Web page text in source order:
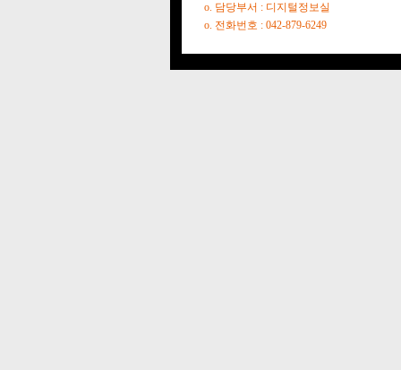
o. 담당부서 : 디지털정보실
o. 전화번호 : 042-879-6249